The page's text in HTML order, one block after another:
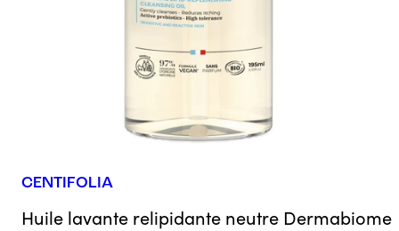
CENTIFOLIA
Huile lavante relipidante neutre Dermabiome